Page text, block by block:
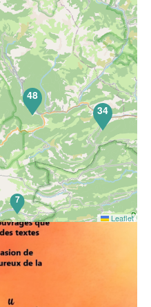
manifestation est
à donner ou
être aussi verbal et aussi
7
48
34
Leaflet